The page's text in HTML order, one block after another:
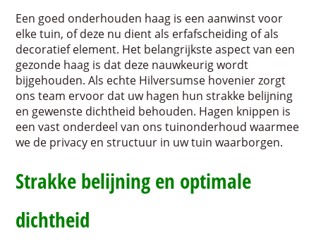
Een goed onderhouden haag is een aanwinst voor
elke tuin, of deze nu dient als erfafscheiding of als
decoratief element. Het belangrijkste aspect van een
gezonde haag is dat deze nauwkeurig wordt
bijgehouden. Als echte Hilversumse hovenier zorgt
ons team ervoor dat uw hagen hun strakke belijning
en gewenste dichtheid behouden. Hagen knippen is
een vast onderdeel van ons tuinonderhoud waarmee
we de privacy en structuur in uw tuin waarborgen.
Strakke belijning en optimale
dichtheid